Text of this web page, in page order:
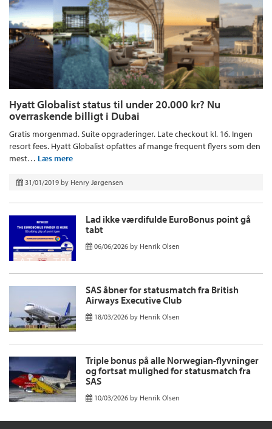
Hyatt Globalist status til under 20.000 kr? Nu
overraskende billigt i Dubai
Gratis morgenmad. Suite opgraderinger. Late checkout kl. 16. Ingen
resort fees. Hyatt Globalist opfattes af mange frequent flyers som den
mest… Læs mere
31/01/2019 by Henry Jørgensen
Lad ikke værdifulde EuroBonus point gå
tabt
06/06/2026 by Henrik Olsen
SAS åbner for statusmatch fra British
Airways Executive Club
18/03/2026 by Henrik Olsen
Triple bonus på alle Norwegian-flyvninger
og fortsat mulighed for statusmatch fra
SAS
10/03/2026 by Henrik Olsen